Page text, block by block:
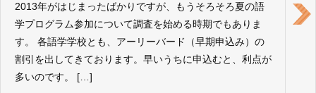
2013年がはじまったばかりですが、もうそろそろ夏の語
学プログラム参加について調査を始める時期でもありま
す。 各語学学校とも、アーリーバード（早期申込み）の
割引を出してきております。早いうちに申込むと、利点が
多いのです。 […]